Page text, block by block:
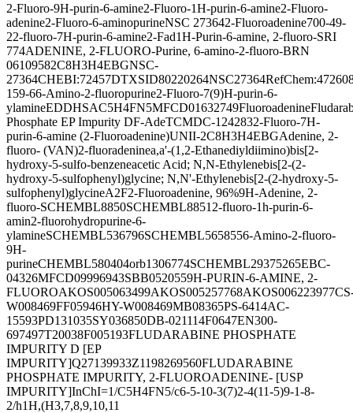
2-Fluoro-9H-purin-6-amine2-Fluoro-1H-purin-6-amine2-Fluoro-
adenine2-Fluoro-6-aminopurineNSC 273642-Fluoroadenine700-49-
22-fluoro-7H-purin-6-amine2-Fad1H-Purin-6-amine, 2-fluoro-SRI
774ADENINE, 2-FLUORO-Purine, 6-amino-2-fluoro-BRN
06109582C8H3H4EBGNSC-
27364CHEBI:72457DTXSID80220264NSC27364
159-66-Amino-2-fluoropurine2-Fluoro-7(9)H-purin-6-
ylamineEDDHSAC5H4FN5MFCD01632749Fluoroadenine
Phosphate EP Impurity DF-AdeTCMDC-1242832-Fluoro-7H-
purin-6-amine (2-Fluoroadenine)UNII-2C8H3H4EBGAdenine, 2-
fluoro- (VAN)2-fluoradeninea,a'-(1,2-Ethanediyldiimino)bis[2-
hydroxy-5-sulfo-benzeneacetic Acid; N,N-Ethylenebis[2-(2-
hydroxy-5-sulfophenyl)glycine; N,N'-Ethylenebis[2-(2-hydroxy-5-
sulfophenyl)glycineA2F2-Fluoroadenine, 96%9H-Adenine, 2-
fluoro-SCHEMBL8850SCHEMBL8851 2-fluoro-1h-purin-6-
amin2-fluorohydropurine-6-
ylamineSCHEMBL536796SCHEMBL5658556-Amino-2-fluoro-
9H-
purineCHEMBL580404orb1306774SCHEMBL29375265EBC-
04326MFCD09996943SBB0520559H-PURIN-6-AMINE, 2-
FLUOROAKOS005063499AKOS005257768AKOS006223977
W008469FF05946HY-W008469MB08365PS-6414AC-
15593PD131035SY036850DB-021114F0647EN300-
697497T20038F005193FLUDARABINE PHOSPHATE
IMPURITY D [EP
IMPURITY]Q27139933Z1198269560FLUDARABINE
PHOSPHATE IMPURITY, 2-FLUOROADENINE- [USP
IMPURITY]InChI=1/C5H4FN5/c6-5-10-3(7)2-4(11-5)9-1-8-
2/h1H,(H3,7,8,9,10,11